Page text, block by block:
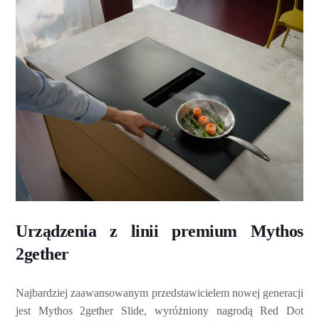
Urządzenia z linii premium Mythos
2gether
Najbardziej zaawansowanym przedstawicielem nowej generacji
jest Mythos 2gether Slide, wyróżniony nagrodą Red Dot